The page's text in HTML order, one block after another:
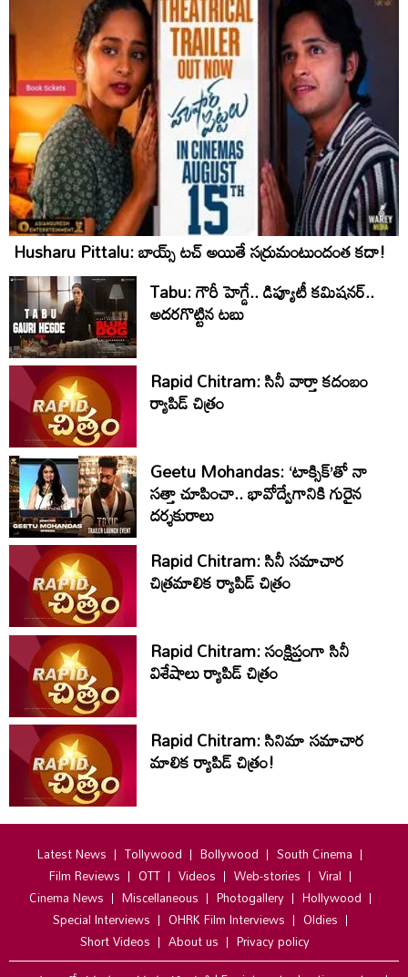
Husharu Pittalu: బాయ్స్ టచ్ అయితే సర్రుమంటుందంత కదా!
Tabu: గౌరీ హెగ్డే.. డిప్యూటీ కమిషనర్..
అదరగొట్టిన టబు
Rapid Chitram: సినీ వార్తా కదంబం
ర్యాపిడ్ చిత్రం
Geetu Mohandas: ‘టాక్సిక్‌’తో నా
సత్తా చూపించా.. భావోద్వేగానికి గురైన
దర్శకురాలు
Rapid Chitram: సినీ సమాచార
చిత్రమాలిక ర్యాపిడ్‌ చిత్రం
Rapid Chitram: సంక్షిప్తంగా సినీ
విశేషాలు ర్యాపిడ్ చిత్రం
Rapid Chitram: సినిమా సమాచార
మాలిక ర్యాపిడ్ చిత్రం!
Latest News Tollywood Bollywood
South Cinema
Film Reviews
OTT Videos Web-stories
Viral
Cinema News
Miscellaneous Photogallery
Hollywood
Special Interviews
OHRK Film Interviews
Oldies
Short Videos
About us
Privacy policy